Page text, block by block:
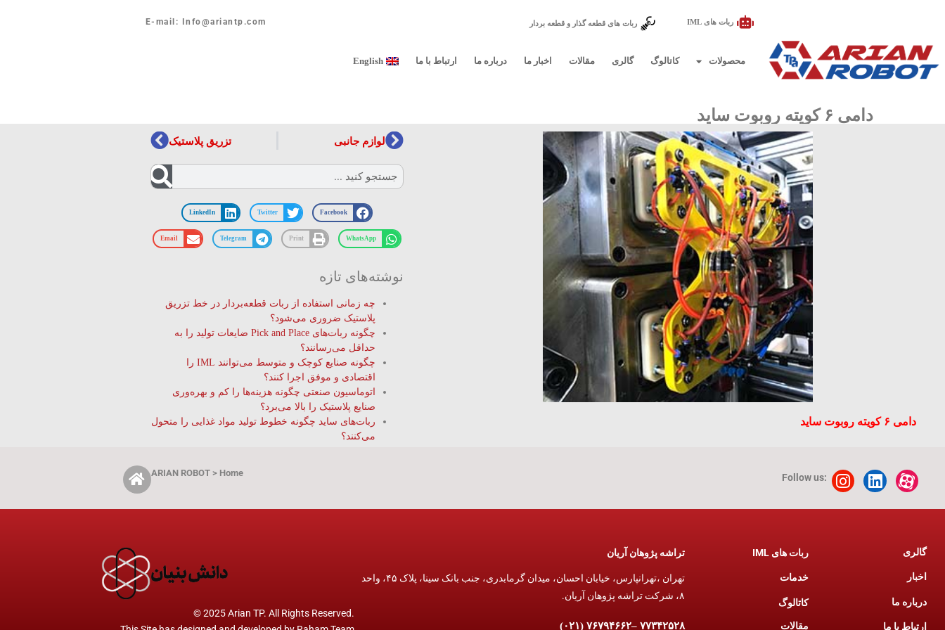
ربات های IML ربات های قطعه گذار و قطعه بردار E-mail: Info@ariantp.com
محصولات کاتالوگ گالری مقالات اخبار ما درباره ما ارتباط با ما English
دامی ۶ کویته روبوت ساید
دامی ۶ کویته روبوت ساید
لوازم جانبی تزریق پلاستیک
Facebook
Twitter
LinkedIn
WhatsApp
Print
Telegram
Email
نوشته‌های تازه
چه زمانی استفاده از ربات قطعه‌بردار در خط تزریق
پلاستیک ضروری می‌شود؟
چگونه ربات‌های Pick and Place ضایعات تولید را به
حداقل می‌رسانند؟
چگونه صنایع کوچک و متوسط می‌توانند IML را
اقتصادی و موفق اجرا کنند؟
اتوماسیون صنعتی چگونه هزینه‌ها را کم و بهره‌وری
صنایع پلاستیک را بالا می‌برد؟
ربات‌های ساید چگونه خطوط تولید مواد غذایی را متحول
می‌کنند؟
Follow us:
ARIAN ROBOT > Home
گالری
اخبار
درباره ما
ارتباط با ما
ربات های IML
خدمات
کاتالوگ
مقالات
تراشه پژوهان آریان
تهران ،تهرانپارس، خیابان احسان، میدان گرمابدری، جنب بانک سینا، پلاک ۴۵، واحد
۸، شرکت تراشه پژوهان آریان.
۷۷۳۴۲۵۲۸ –۷۶۷۹۴۶۶۲ (۰۲۱)
© 2025 Arian TP. All Rights Reserved.